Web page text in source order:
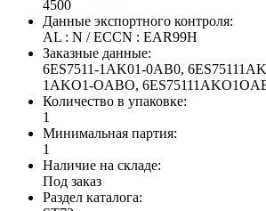
4500
Данные экспортного контроля:
AL : N / ECCN : EAR99H
Заказные данные:
6ES7511-1AK01-0AB0,
1AKO1-OABO,
Количество в упаковке:
1
Минимальная партия:
1
Наличие на складе:
Под заказ
Раздел каталога: